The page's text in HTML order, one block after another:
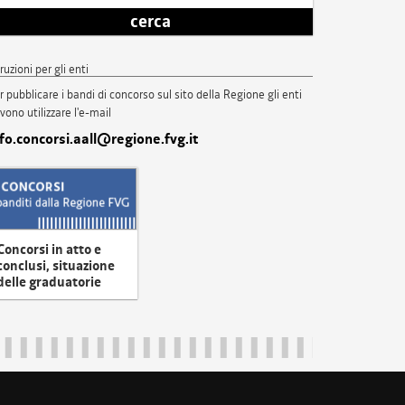
cerca
per gli enti
pubblicare i bandi di concorso sul sito della Regione gli enti
utilizzare l'e-mail
in atto e
situazione
graduatorie